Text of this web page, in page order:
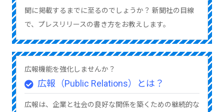
聞に掲載するまでに至るのでしょうか？ 新聞社の目線
で、プレスリリースの書き方をお教えします。
広報機能を強化しませんか？
広報（Public Relations）とは？
広報は、企業と社会の良好な関係を築くための継続的な